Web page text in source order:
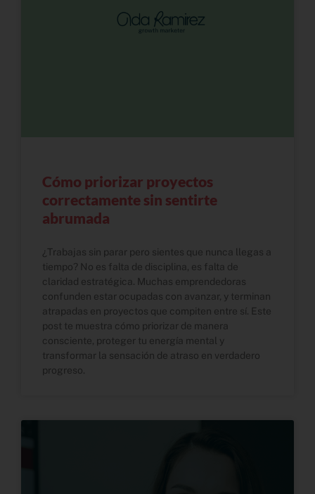
Cómo priorizar proyectos
correctamente sin sentirte
abrumada
¿Trabajas sin parar pero sientes que nunca llegas a
tiempo? No es falta de disciplina, es falta de
claridad estratégica. Muchas emprendedoras
confunden estar ocupadas con avanzar, y terminan
atrapadas en proyectos que compiten entre sí. Este
post te muestra cómo priorizar de manera
consciente, proteger tu energía mental y
transformar la sensación de atraso en verdadero
progreso.